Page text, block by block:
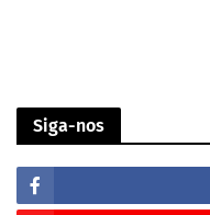
Siga-nos